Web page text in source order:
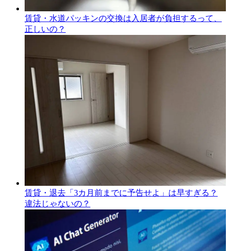
賃貸・水道パッキンの交換は入居者が負担するって、
正しいの？
賃貸・退去「3カ月前までに予告せよ」は早すぎる？
違法じゃないの？